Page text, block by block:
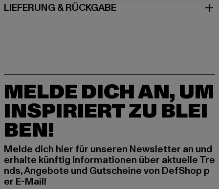
LIEFERUNG & RÜCKGABE
MELDE DICH AN, UM
INSPIRIERT ZU BLEI
BEN!
Melde dich hier für unseren Newsletter an und
erhalte künftig Informationen über aktuelle Tre
nds, Angebote und Gutscheine von DefShop p
er E-Mail!